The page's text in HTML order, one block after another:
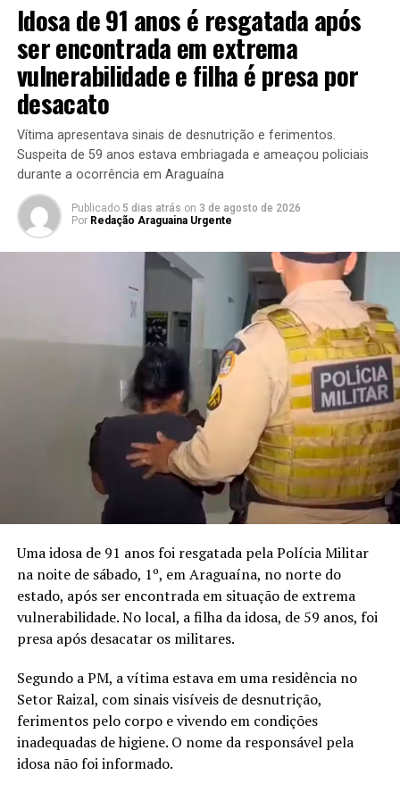
Idosa de 91 anos é resgatada após
ser encontrada em extrema
vulnerabilidade e filha é presa por
desacato
Vítima apresentava sinais de desnutrição e ferimentos.
Suspeita de 59 anos estava embriagada e ameaçou policiais
durante a ocorrência em Araguaína
Publicado 5 dias atrás on 3 de agosto de 2026
Por Redação Araguaina Urgente
Uma idosa de 91 anos foi resgatada pela Polícia Militar
na noite de sábado, 1º, em Araguaína, no norte do
estado, após ser encontrada em situação de extrema
vulnerabilidade. No local, a filha da idosa, de 59 anos, foi
presa após desacatar os militares.
Segundo a PM, a vítima estava em uma residência no
Setor Raizal, com sinais visíveis de desnutrição,
ferimentos pelo corpo e vivendo em condições
inadequadas de higiene. O nome da responsável pela
idosa não foi informado.